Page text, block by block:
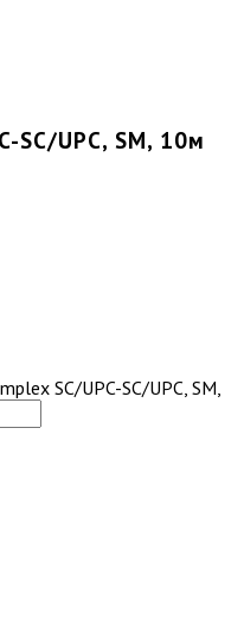
SC/UPC, SM, 10м
SC/UPC-SC/UPC, SM,